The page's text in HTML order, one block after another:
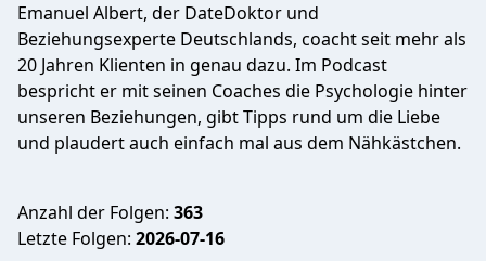
Emanuel Albert, der DateDoktor und
Beziehungsexperte Deutschlands, coacht seit mehr als
20 Jahren Klienten in genau dazu. Im Podcast
bespricht er mit seinen Coaches die Psychologie hinter
unseren Beziehungen, gibt Tipps rund um die Liebe
und plaudert auch einfach mal aus dem Nähkästchen.
Anzahl der Folgen: 363
Letzte Folgen: 2026-07-16